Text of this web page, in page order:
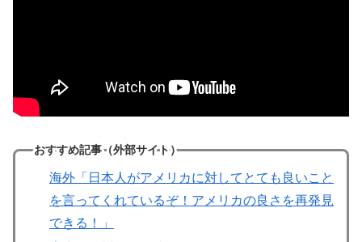
おすすめ記事（外部サイト）
海外「日本人がアメリカに対してとても良いこと
を言ってくれているぞ！アメリカの良さを再発見
できる！」